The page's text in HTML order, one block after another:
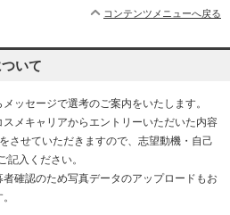
コンテンツメニューへ戻る
いて
メッセージで選考のご案内をいたします。
メキャリアからエントリーいただいた内容
させていただきますので、志望動機・自己
記入ください。
者確認のため写真データのアップロードもお